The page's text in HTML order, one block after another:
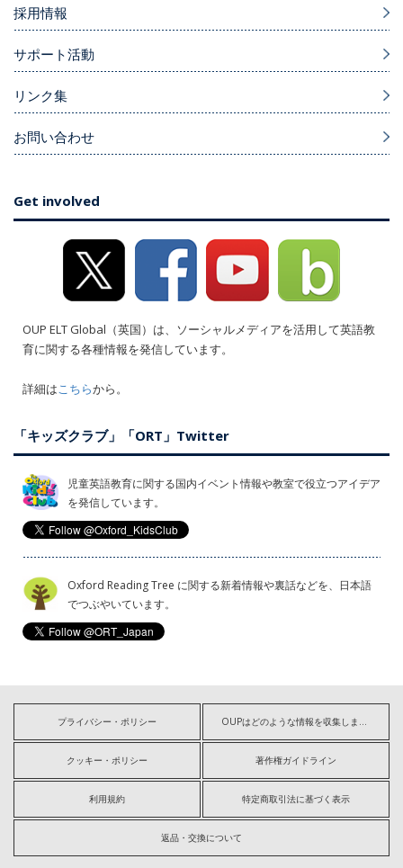
採用情報
サポート活動
リンク集
お問い合わせ
Get involved
OUP ELT Global（英国）は、ソーシャルメディアを活用して英語教
育に関する各種情報を発信しています。
詳細はこちらから。
「キッズクラブ」「ORT」Twitter
児童英語教育に関する国内イベント情報や教室で役立つアイデア
を発信しています。
Oxford Reading Tree に関する新着情報や裏話などを、日本語
でつぶやいています。
プライバシー・ポリシー OUPはどのような情報を収集しますか?
クッキー・ポリシー 著作権ガイドライン
利用規約 特定商取引法に基づく表示
返品・交換について